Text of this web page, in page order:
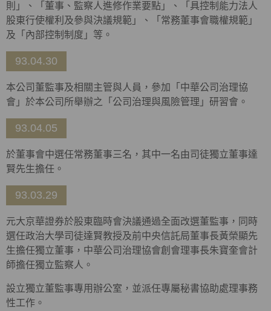
則」、「董事、監察人進修作業要點」、「具控制能力法人
股東行使權利及參與決議規範」、「常務董事會職權規範」
及「內部控制制度」等。
93.04.30
本公司董監事及相關主管與人員，參加「中華公司治理協
會」於本公司所舉辦之「公司治理與風險管理」研習會。
93.04.05
於董事會中選任常務董事三名，其中一名由司徒獨立董事達
賢先生擔任。
93.03.29
元大京華證券於股東臨時會決議通過全面改選董監事，同時
選任政治大學司徒達賢教授及前中央信託局董事長黃榮顯先
生擔任獨立董事，中華公司治理協會創會理事長朱寶奎會計
師擔任獨立監察人。
設立獨立董監事專用辦公室，並派任專屬秘書協助處理事務
性工作。